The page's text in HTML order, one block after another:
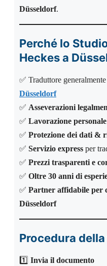
Düsseldorf.
Perché lo
Heckes a
✅ Traduttore
Düsseldorf
✅ Asseverazioni
✅ Lavorazione personale
✅ Protezione dei dati &
✅ Servizio express per
✅ Prezzi trasparenti e
✅ Oltre 30 anni di
✅ Partner affidabile per
Düsseldorf
Procedura
1️⃣ Invia il documento